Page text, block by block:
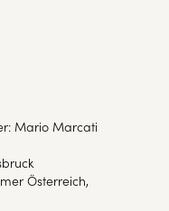
Mario Marcati
Österreich,